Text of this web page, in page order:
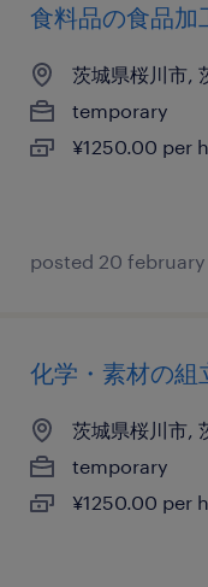
食料品の食品加
茨城県桜川市,
temporary
¥1250.00 per
posted 20
化学・素材の組
茨城県桜川市,
temporary
¥1250.00 per